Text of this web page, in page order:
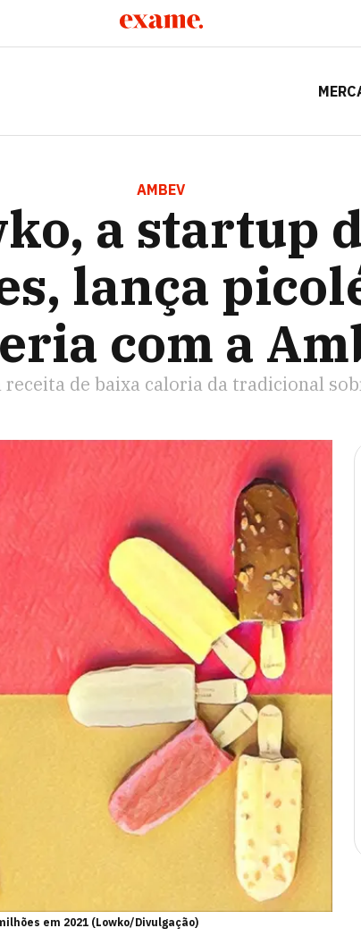
AMBEV
a startup
lança
com a
de baixa caloria da tradicional
em 2021 (Lowko/Divulgação)